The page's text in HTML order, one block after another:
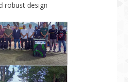
robust design